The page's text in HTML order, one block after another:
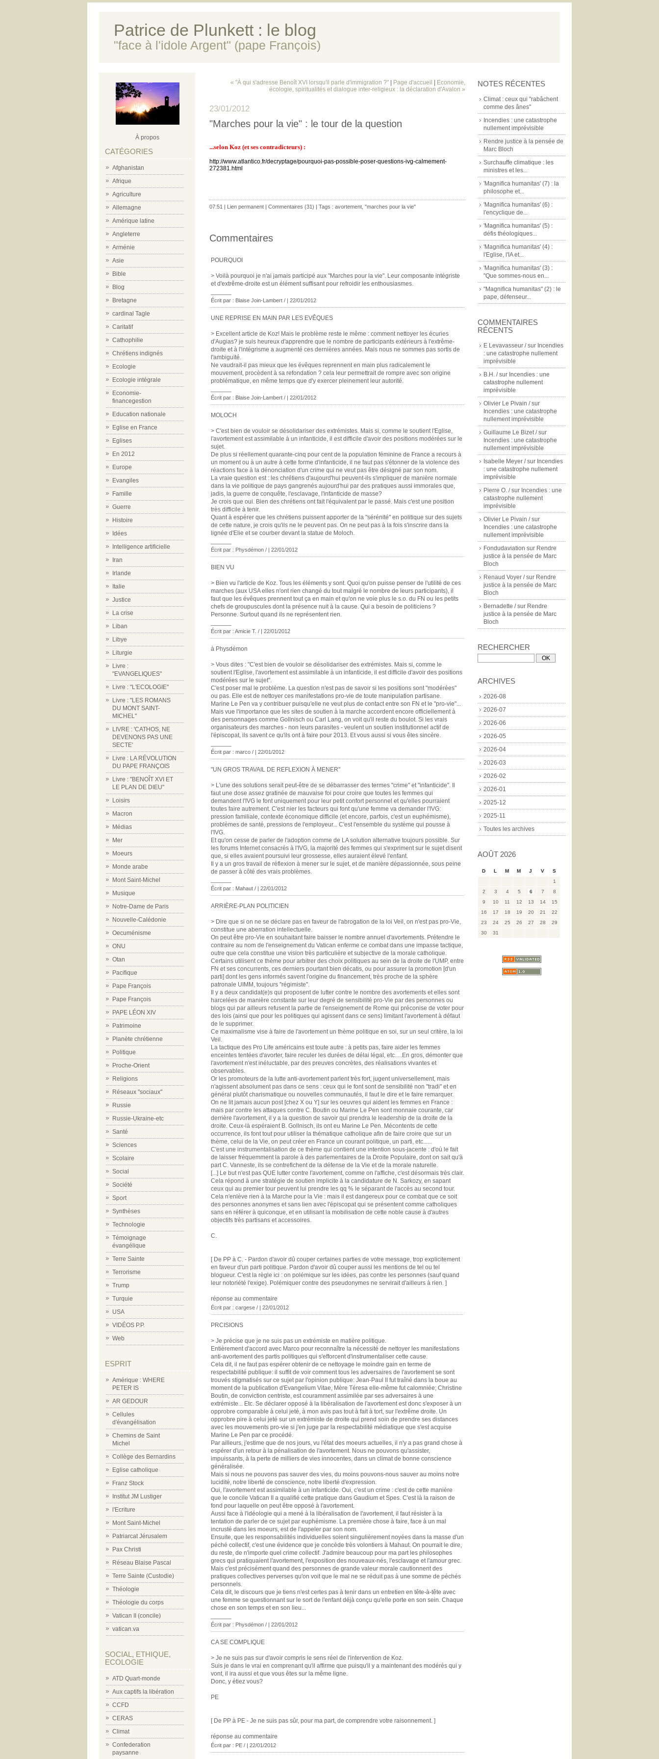
Patrice de Plunkett : le blog
"face à l'idole Argent" (pape François)
À propos
CATÉGORIES
Afghanistan
Afrique
Agriculture
Allemagne
Amérique latine
Angleterre
Arménie
Asie
Bible
Blog
Bretagne
cardinal Tagle
Caritatif
Cathophilie
Chrétiens indignés
Ecologie
Ecologie intégrale
Economie-
financegestion
Education nationale
Eglise en France
Eglises
En 2012
Europe
Evangiles
Famille
Guerre
Histoire
Idées
Intelligence artificielle
Iran
Irlande
Italie
Justice
La crise
Liban
Libye
Liturgie
Livre :
"EVANGELIQUES"
Livre : "L'ECOLOGIE"
Livre : "LES ROMANS
DU MONT SAINT-
MICHEL"
LIVRE : 'CATHOS, NE
DEVENONS PAS UNE
SECTE'
Livre : LA RÉVOLUTION
DU PAPE FRANÇOIS
Livre : "BENOÎT XVI ET
LE PLAN DE DIEU"
Loisirs
Macron
Médias
Mer
Moeurs
Monde arabe
Mont Saint-Michel
Musique
Notre-Dame de Paris
Nouvelle-Calédonie
Oecuménisme
ONU
Otan
Pacifique
Pape François
Pape François
PAPE LÉON XIV
Patrimoine
Planète chrétienne
Politique
Proche-Orient
Religions
Réseaux "sociaux"
Russie
Russie-Ukraine-etc
Santé
Sciences
Scolaire
Social
Société
Sport
Synthèses
Technologie
Témoignage
évangélique
Terre Sainte
Terrorisme
Trump
Turquie
USA
VIDÉOS P.P.
Web
ESPRIT
Amérique : WHERE
PETER IS
AR GEDOUR
Cellules
d'évangélisation
Chemins de Saint
Michel
Collège des Bernardins
Eglise catholique
Franz Stock
Institut JM Lustiger
l'Ecriture
Mont Saint-Michel
Patriarcat Jérusalem
Pax Christi
Réseau Blaise Pascal
Terre Sainte (Custodie)
Théologie
Théologie du corps
Vatican II (concile)
vatican.va
SOCIAL, ETHIQUE,
ECOLOGIE
ATD Quart-monde
Aux captifs la libération
CCFD
CERAS
Climat
Confederation
paysanne
NOTES RÉCENTES
Climat : ceux qui "rabâchent
comme des ânes"
Incendies : une catastrophe
nullement imprévisible
Rendre justice à la pensée de
Marc Bloch
Surchauffe climatique : les
ministres et les...
'Magnifica humanitas' (7) : la
philosophe et...
'Magnifica humanitas' (6) :
l'encyclique de...
'Magnifica humanitas' (5) :
défis théologiques...
'Magnifica humanitas' (4) :
l'Eglise, l'IA et...
'Magnifica humanitas' (3) :
"Que sommes-nous en...
"Magnifica humanitas" (2) : le
pape, défenseur...
COMMENTAIRES
RÉCENTS
E Levavasseur /sur Incendies
: une catastrophe nullement
imprévisible
B.H. /sur Incendies : une
catastrophe nullement
imprévisible
Olivier Le Pivain /sur
Incendies : une catastrophe
nullement imprévisible
Guillaume Le Bizet /sur
Incendies : une catastrophe
nullement imprévisible
Isabelle Meyer /sur Incendies
: une catastrophe nullement
imprévisible
Pierre O. /sur Incendies : une
catastrophe nullement
imprévisible
Olivier Le Pivain /sur
Incendies : une catastrophe
nullement imprévisible
Fondudaviation sur Rendre
justice à la pensée de Marc
Bloch
Renaud Voyer /sur Rendre
justice à la pensée de Marc
Bloch
Bernadette /sur Rendre
justice à la pensée de Marc
Bloch
RECHERCHER
ARCHIVES
2026-08
2026-07
2026-06
2026-05
2026-04
2026-03
2026-02
2026-01
2025-12
2025-11
Toutes les archives
AOÛT 2026
D L M M J V
S
1
2
3 4 5 6 7
8
9
10 11 12 13 14
15
16
17 18 19 20 21
22
23
24 25 26 27 28
29
30
31
« "À qui s'adresse Benoît XVI lorsqu'il parle d'immigration ?" Page d'accueil
Economie,
écologie, spiritualités et dialogue inter-religieux : la déclaration d'Avalon »
23/01/2012
"Marches pour la vie" : le tour de la question
...selon Koz (et ses contradicteurs) :
http://www.atlantico.fr/decryptage/pourquoi-pas-possible-poser-questions-ivg-calmement-
272381.html
07:51 | Lien permanent | Commentaires (31) | Tags : avortement "marches pour la vie"
Commentaires
POURQUOI
> Voilà pourquoi je n'ai jamais participé aux "Marches pour la vie". Leur composante intégriste
et d'extrême-droite est un élément suffisant pour refroidir les enthousiasmes.
Écrit par : Blaise Join-Lambert / | 22/01/2012
UNE REPRISE EN MAIN PAR LES EVÊQUES
> Excellent article de Koz! Mais le problème reste le même : comment nettoyer les écuries
d'Augias? je suis heureux d'apprendre que le nombre de participants extérieurs à l'extrême-
droite et à l'intégrisme a augmenté ces dernières années. Mais nous ne sommes pas sortis de
l'ambiguïté.
Ne vaudrait-il pas mieux que les évêques reprennent en main plus radicalement le
mouvement, procèdent à sa refondation ? cela leur permettrait de rompre avec son origine
problématique, en même temps que d'y exercer pleinement leur autorité.
Écrit par : Blaise Join-Lambert / | 22/01/2012
MOLOCH
> C'est bien de vouloir se désolidariser des extrémistes. Mais si, comme le soutient l'Eglise,
l'avortement est assimilable à un infanticide, il est difficile d'avoir des positions modérées sur le
sujet.
De plus si réellement quarante-cinq pour cent de la population féminine de France a recours à
un moment ou à un autre à cette forme d'infanticide, il ne faut pas s'étonner de la violence des
réactions face à la dénonciation d'un crime qui ne veut pas être désigné par son nom.
La vraie question est : les chrétiens d'aujourd'hui peuvent-ils s'impliquer de manière normale
dans la vie politique de pays gangrenés aujourd'hui par des pratiques aussi immorales que,
jadis, la guerre de conquête, l'esclavage, l'infanticide de masse?
Je crois que oui. Bien des chrétiens ont fait l'équivalent par le passé. Mais c'est une position
très difficile à tenir.
Quant à espérer que les chrétiens puissent apporter de la "sérénité" en politique sur des sujets
de cette nature, je crois qu'ils ne le peuvent pas. On ne peut pas à la fois s'inscrire dans la
lignée d'Elie et se courber devant la statue de Moloch.
Écrit par : Physdémon / | 22/01/2012
BIEN VU
> Bien vu l'article de Koz. Tous les éléments y sont. Quoi qu'on puisse penser de l'utilité de ces
marches (aux USA elles n'ont rien changé du tout malgré le nombre de leurs participants), il
faut que les évêques prennent tout ça en main et qu'on ne voie plus le s.o. du FN ou les petits
chefs de groupuscules dont la présence nuit à la cause. Qui a besoin de politiciens ?
Personne. Surtout quand ils ne représentent rien.
Écrit par : Amicie T. / | 22/01/2012
à Physdémon
> Vous dites : "C'est bien de vouloir se désolidariser des extrémistes. Mais si, comme le
soutient l'Eglise, l'avortement est assimilable à un infanticide, il est difficile d'avoir des positions
modérées sur le sujet".
C'est poser mal le problème. La question n'est pas de savoir si les positions sont "modérées"
ou pas. Elle est de nettoyer ces manifestations pro-vie de toute manipulation partisane.
Marine Le Pen va y contribuer puisqu'elle ne veut plus de contact entre son FN et le "pro-vie"...
Mais vue l'importance que les sites de soutien à la marche accordent encore officiellement à
des personnages comme Gollnisch ou Carl Lang, on voit qu'il reste du boulot. Si les vrais
organisateurs des marches - non leurs parasites - veulent un soutien institutionnel actif de
l'épiscopat, ils savent ce qu'ils ont à faire pour 2013. Et vous aussi si vous êtes sincère.
Écrit par : marco / | 22/01/2012
"UN GROS TRAVAIL DE REFLEXION À MENER"
> L'une des solutions serait peut-être de se débarrasser des termes "crime" et "infanticide". Il
faut une dose assez gratinée de mauvaise foi pour croire que toutes les femmes qui
demandent l'IVG le font uniquement pour leur petit confort personnel et qu'elles pourraient
toutes faire autrement. C'est nier les facteurs qui font qu'une femme va demander l'IVG:
pression familiale, contexte économique difficile (et encore, parfois, c'est un euphémisme),
problèmes de santé, pressions de l'employeur... C'est l'ensemble du système qui pousse à
l'IVG.
Et qu'on cesse de parler de l'adoption comme de LA solution alternative toujours possible. Sur
les forums Internet consacrés à l'IVG, la majorité des femmes qui s'expriment sur le sujet disent
que, si elles avaient poursuivi leur grossesse, elles auraient élevé l'enfant.
Il y a un gros travail de réflexion à mener sur le sujet, et de manière dépassionnée, sous peine
de passer à côté des vrais problèmes.
Écrit par : Mahaut / | 22/01/2012
ARRIÈRE-PLAN POLITICIEN
> Dire que si on ne se déclare pas en faveur de l'abrogation de la loi Veil, on n'est pas pro-Vie,
constitue une aberration intellectuelle.
On peut être pro-Vie en souhaitant faire baisser le nombre annuel d'avortements. Prétendre le
contraire au nom de l'enseignement du Vatican enferme ce combat dans une impasse tactique,
outre que cela constitue une vision très particulière et subjective de la morale catholique.
Certains utilisent ce thème pour arbitrer des choix politiques au sein de la droite de l'UMP, entre
FN et ses concurrents, ces derniers pourtant bien décatis, ou pour assurer la promotion [d'un
parti] dont les gens informés savent l'origine du financement, très proche de la sphère
patronale UIMM, toujours ''régimiste''.
Il y a deux candidat(e)s qui proposent de lutter contre le nombre des avortements et elles sont
harcelées de manière constante sur leur degré de sensibilité pro-Vie par des personnes ou
blogs qui par ailleurs refusent la partie de l'enseignement de Rome qui préconise de voter pour
des lois (ainsi que pour les politiques qui agissent dans ce sens) limitant l'avortement à défaut
de le supprimer.
Ce maximalisme vise à faire de l'avortement un thème politique en soi, sur un seul critère, la loi
Veil.
La tactique des Pro Life américains est toute autre : à petits pas, faire aider les femmes
enceintes tentées d'avorter, faire reculer les durées de délai légal, etc.....En gros, démonter que
l'avortement n'est inéluctable, par des preuves concrètes, des réalisations vivantes et
observables.
Or les promoteurs de la lutte anti-avortement parlent très fort, jugent universellement, mais
n'agissent absolument pas dans ce sens : ceux qui le font sont de sensibilité non ''tradi'' et en
général plutôt charismatique ou nouvelles communautés, il faut le dire et le faire remarquer.
On ne lit jamais aucun post [chez X ou Y] sur les oeuvres qui aident les femmes en France :
mais par contre les attaques contre C. Boutin ou Marine Le Pen sont monnaie courante, car
derrière l'avortement, il y a la question de savoir qui prendra le leadership de la droite de la
droite. Ceux-là espéraient B. Gollnisch, ils ont eu Marine Le Pen. Mécontents de cette
occurrence, ils font tout pour utiliser la thématique catholique afin de faire croire que sur un
thème, celui de la Vie, on peut créer en France un courant politique, un parti, etc......
C'est une instrumentalisation de ce thème qui contient une intention sous-jacente : d'où le fait
de laisser fréquemment la parole à des parlementaires de la Droite Populaire, dont on sait qu'à
part C. Vanneste, ils se contrefichent de la défense de la Vie et de la morale naturelle.
[...] Le but n'est pas QUE lutter contre l'avortement, comme on l'affiche, c'est désormais très clair.
Cela répond à une stratégie de soutien implicite à la candidature de N. Sarkozy, en sapant
ceux qui au premier tour peuvent lui prendre les qq % le séparant de l'accès au second tour.
Cela n'enlève rien à la Marche pour la Vie : mais il est dangereux pour ce combat que ce soit
des personnes anonymes et sans lien avec l'épiscopat qui se présentent comme catholiques
sans en référer à quiconque, et en utilisant la mobilisation de cette noble cause à d'autres
objectifs très partisans et accessoires.
C.
[ De PP à C. - Pardon d'avoir dû couper certaines parties de votre message, trop explicitement
en faveur d'un parti politique. Pardon d'avoir dû couper aussi les mentions de tel ou tel
blogueur. C'est la règle ici : on polémique sur les idées, pas contre les personnes (sauf quand
leur notoriété l'exige). Polémiquer contre des pseudonymes ne servirait d'ailleurs à rien. ]
réponse au commentaire
Écrit par : cargese / | 22/01/2012
PRCISIONS
> Je précise que je ne suis pas un extrémiste en matière politique.
Entièrement d'accord avec Marco pour reconnaître la nécessité de nettoyer les manifestations
anti-avortement des partis politiques qui s'efforcent d'instrumentaliser cette cause.
Cela dit, il ne faut pas espérer obtenir de ce nettoyage le moindre gain en terme de
respectabilité publique: il suffit de voir comment tous les adversaires de l'avortement se sont
trouvés stigmatisés sur ce sujet par l'opinion publique: Jean-Paul II fut traîné dans la boue au
moment de la publication d'Evangelium Vitae, Mère Téresa elle-même fut calomniée; Christine
Boutin, de conviction centriste, est couramment assimilée par ses adversaires à une
extrémiste... Etc. Se déclarer opposé à la libéralisation de l'avortement est donc s'exposer à un
opprobre comparable à celui jeté, à mon avis pas tout à fait à tort, sur l'extrême droite. Un
opprobre pire à celui jeté sur un extrémiste de droite qui prend soin de prendre ses distances
avec les mouvements pro-vie si j'en juge par la respectabilité médiatique que s'est acquise
Marine Le Pen par ce procédé.
Par ailleurs, j'estime que de nos jours, vu l'état des moeurs actuelles, il n'y a pas grand chose à
espérer d'un retour à la pénalisation de l'avortement. Nous ne pouvons qu'assister,
impuissants, à la perte de milliers de vies innocentes, dans un climat de bonne conscience
généralisée.
Mais si nous ne pouvons pas sauver des vies, du moins pouvons-nous sauver au moins notre
lucidité, notre liberté de conscience, notre liberté d'expression.
Oui, l'avortement est assimilable à un infanticide. Oui, c'est un crime : c'est de cette manière
que le concile Vatican II a qualifié cette pratique dans Gaudium et Spes. C'est là la raison de
fond pour laquelle on peut être opposé à l'avortement.
Aussi face à l'idéologie qui a mené à la libéralisation de l'avortement, il faut résister à la
tentation de parler de ce sujet par euphémisme. La première chose à faire, face à un mal
incrusté dans les moeurs, est de l'appeler par son nom.
Ensuite, que les responsabilités individuelles soient singulièrement noyées dans la masse d'un
péché collectif, c'est une évidence que je concède très volontiers à Mahaut. On pourrait le dire,
du reste, de n'importe quel crime collectif. J'admire beaucoup pour ma part les philosophes
grecs qui pratiquaient l'avortement, l'exposition des nouveaux-nés, l'esclavage et l'amour grec.
Mais c'est précisément quand des personnes de grande valeur morale cautionnent des
pratiques collectives perverses qu'on voit que le mal ne se réduit pas à une somme de péchés
personnels.
Cela dit, le discours que je tiens n'est certes pas à tenir dans un entretien en tête-à-tête avec
une femme se questionnant sur le sort de l'enfant déjà conçu qu'elle porte en son sein. Chaque
chose en son temps et en son lieu...
Écrit par : Physdémon / | 22/01/2012
CA SE COMPLIQUE
> Je ne suis pas sur d'avoir compris le sens réel de l'intervention de Koz.
Suis je dans le vrai en comprenant qu'il affirme que puisqu'il y a maintenant des modérés qui y
vont, il ira aussi et que vous êtes sur la même ligne.
Donc, y étiez vous?
PE
[ De PP à PE - Je ne suis pas sûr, pour ma part, de comprendre votre raisonnement. ]
réponse au commentaire
Écrit par : PE / | 22/01/2012